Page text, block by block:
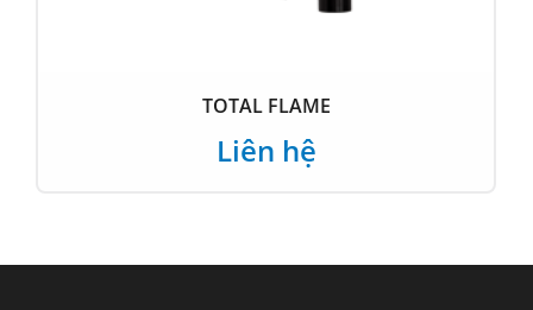
TOTAL FLAME
Liên hệ